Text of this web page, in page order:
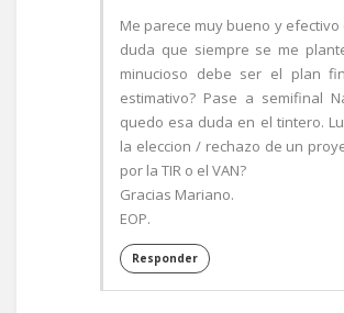
Me parece muy bueno y efectivo
duda que siempre se me
minucioso debe ser el plan
estimativo? Pase a semifinal
quedo esa duda en el tintero.
la eleccion / rechazo de un
por la TIR o el VAN?
Gracias Mariano.
EOP.
Responder